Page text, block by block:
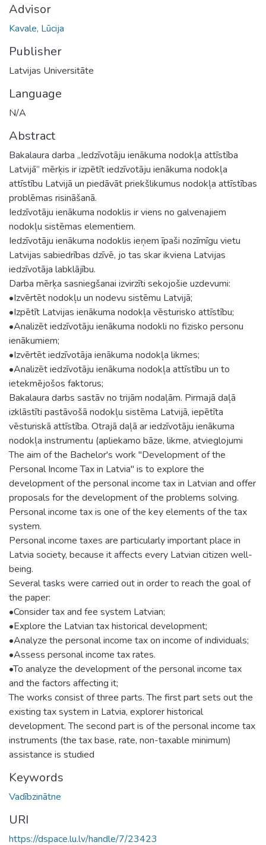
Advisor
Kavale, Lūcija
Publisher
Latvijas Universitāte
Language
N/A
Abstract
Bakalaura darba „Iedzīvotāju ienākuma nodokļa attīstība
Latvijā” mērķis ir izpētīt iedzīvotāju ienākuma nodokļa
attīstību Latvijā un piedāvāt priekšlikumus nodokļa attīstības
problēmas risināšanā.
Iedzīvotāju ienākuma nodoklis ir viens no galvenajiem
nodokļu sistēmas elementiem.
Iedzīvotāju ienākuma nodoklis ieņem īpaši nozīmīgu vietu
Latvijas sabiedrības dzīvē, jo tas skar ikviena Latvijas
iedzīvotāja labklājību.
Darba mērķa sasniegšanai izvirzīti sekojošie uzdevumi:
•Izvērtēt nodokļu un nodevu sistēmu Latvijā;
•Izpētīt Latvijas ienākuma nodokļa vēsturisko attīstību;
•Analizēt iedzīvotāju ienākuma nodokli no fizisko personu
ienākumiem;
•Izvērtēt iedzīvotāja ienākuma nodokļa likmes;
•Analizēt iedzīvotāju ienākuma nodokļa attīstību un to
ietekmējošos faktorus;
Bakalaura darbs sastāv no trijām nodaļām. Pirmajā daļā
izklāstīti pastāvošā nodokļu sistēma Latvijā, iepētīta
vēsturiskā attīstība. Otrajā daļā ar iedzīvotāju ienākuma
nodokļa instrumentu (apliekamo bāze, likme, atvieglojumi
The aim of the Bachelor's work "Development of the
Personal Income Tax in Latvia" is to explore the
development of the personal income tax in Latvian and offer
proposals for the development of the problems solving.
Personal income tax is one of the key elements of the tax
system.
Personal income taxes are particularly important place in
Latvia society, because it affects every Latvian citizen well-
being.
Several tasks were carried out in order to reach the goal of
the paper:
•Consider tax and fee system Latvian;
•Explore the Latvian tax historical development;
•Analyze the personal income tax on income of individuals;
•Assess personal income tax rates.
•To analyze the development of the personal income tax
and the factors affecting it;
The works consist of three parts. The first part sets out the
existing tax system in Latvia, explorer historical
development. The second part is of the personal income tax
instruments (the tax base, rate, non-taxable minimum)
assistance is studied
Keywords
Vadībzinātne
URI
https://dspace.lu.lv/handle/7/23423